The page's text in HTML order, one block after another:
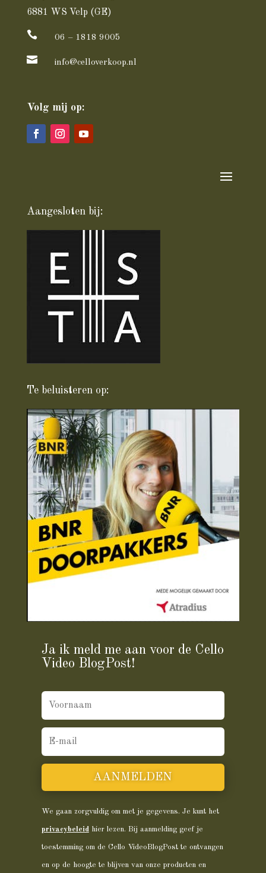
6881 WS Velp (GE)
 06 – 1818 9005
 info@celloverkoop.nl
Volg mij op:
Aangesloten bij:
Te beluisteren op:
Ja ik meld me aan voor de Cello
Video BlogPost!
AANMELDEN
We gaan zorgvuldig om met je gegevens. Je kunt het
privacybeleidhier lezen. Bij aanmelding geef je
toestemming om de Cello VideoBlogPost te ontvangen
en op de hoogte te blijven van onze producten en